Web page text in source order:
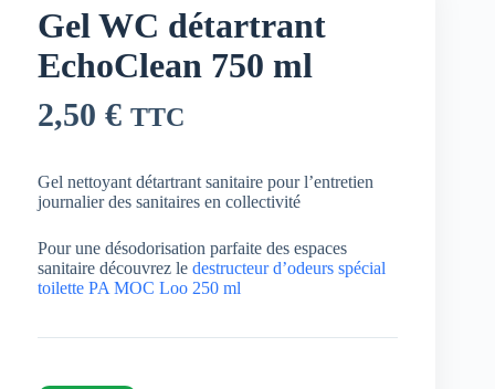
Gel WC détartrant
EchoClean 750 ml
2,50 € TTC
Gel nettoyant détartrant sanitaire pour l’entretien
journalier des sanitaires en collectivité
Pour une désodorisation parfaite des espaces
sanitaire découvrez le destructeur d’odeurs spécial
toilette PA MOC Loo 250 ml